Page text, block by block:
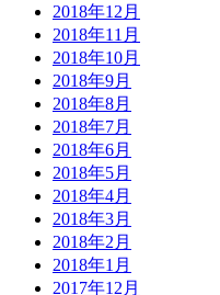
2018年12月
2018年11月
2018年10月
2018年9月
2018年8月
2018年7月
2018年6月
2018年5月
2018年4月
2018年3月
2018年2月
2018年1月
2017年12月